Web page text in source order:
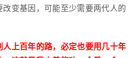
变基因，可能至少需要两代人的
上百年的路，必定也要用几十年